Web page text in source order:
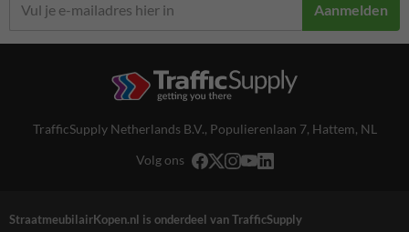
Aanmelden
TrafficSupply Netherlands B.V., Populierenlaan 7, Hattem, NL
Volg ons
StraatmeubilairKopen.nl is onderdeel van TrafficSupply